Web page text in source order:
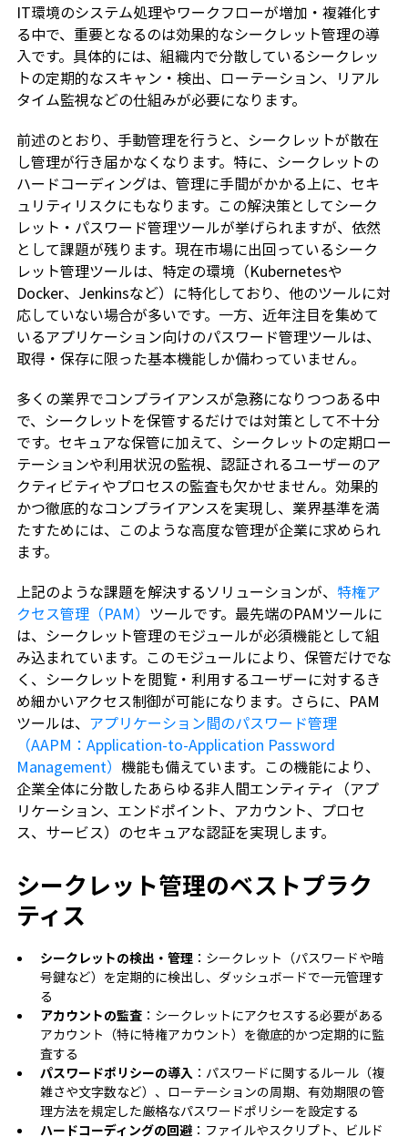
IT環境のシステム処理やワークフローが増加・複雑化す
る中で、重要となるのは効果的なシークレット管理の導
入です。具体的には、組織内で分散しているシークレッ
トの定期的なスキャン・検出、ローテーション、リアル
タイム監視などの仕組みが必要になります。
前述のとおり、手動管理を行うと、シークレットが散在
し管理が行き届かなくなります。特に、シークレットの
ハードコーディングは、管理に手間がかかる上に、セキ
ュリティリスクにもなります。この解決策としてシーク
レット・パスワード管理ツールが挙げられますが、依然
として課題が残ります。現在市場に出回っているシーク
レット管理ツールは、特定の環境（Kubernetesや
Docker、Jenkinsなど）に特化しており、他のツールに対
応していない場合が多いです。一方、近年注目を集めて
いるアプリケーション向けのパスワード管理ツールは、
取得・保存に限った基本機能しか備わっていません。
多くの業界でコンプライアンスが急務になりつつある中
で、シークレットを保管するだけでは対策として不十分
です。セキュアな保管に加えて、シークレットの定期ロー
テーションや利用状況の監視、認証されるユーザーのア
クティビティやプロセスの監査も欠かせません。効果的
かつ徹底的なコンプライアンスを実現し、業界基準を満
たすためには、このような高度な管理が企業に求められ
ます。
上記のような課題を解決するソリューションが、 特権ア
クセス管理（PAM） ツールです。最先端のPAMツールに
は、シークレット管理のモジュールが必須機能として組
み込まれています。このモジュールにより、保管だけでな
く、シークレットを閲覧・利用するユーザーに対するき
め細かいアクセス制御が可能になります。さらに、PAM
ツールは、 アプリケーション間のパスワード管理
（AAPM：Application-to-Application Password
Management） 機能も備えています。この機能により、
企業全体に分散したあらゆる非人間エンティティ（アプ
リケーション、エンドポイント、アカウント、プロセ
ス、サービス）のセキュアな認証を実現します。
シークレット管理のベストプラク
ティス
シークレットの検出・管理：シークレット（パスワードや暗
号鍵など）を定期的に検出し、ダッシュボードで一元管理す
る
アカウントの監査：シークレットにアクセスする必要がある
アカウント（特に特権アカウント）を徹底的かつ定期的に監
査する
パスワードポリシーの導入：パスワードに関するルール（複
雑さや文字数など）、ローテーションの周期、有効期限の管
理方法を規定した厳格なパスワードポリシーを設定する
ハードコーディングの回避：ファイルやスクリプト、ビルド